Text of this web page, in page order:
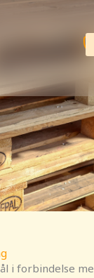
i forbindelse